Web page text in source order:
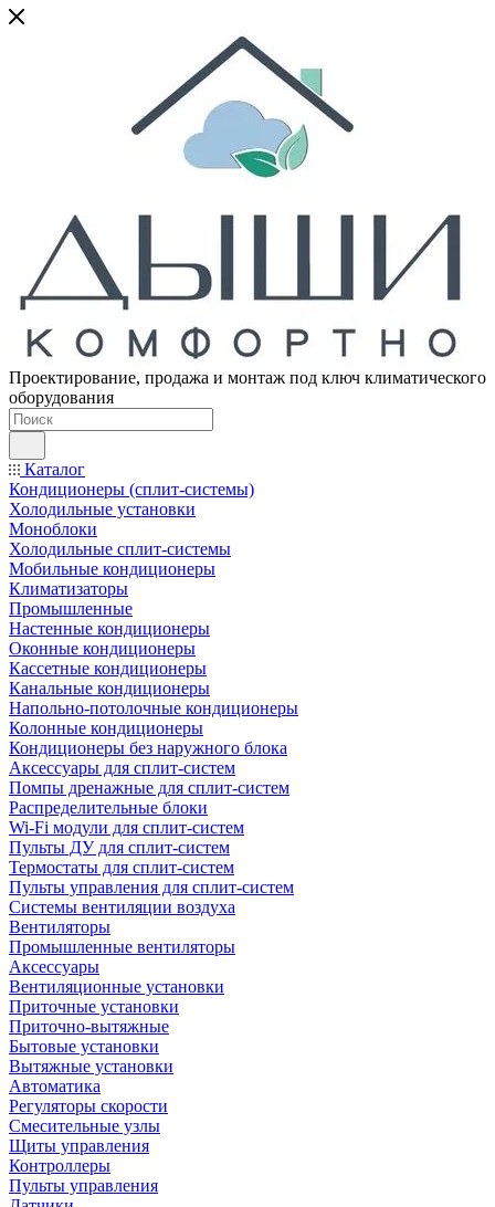
Проектирование, продажа и монтаж под ключ климатического
оборудования
Каталог
Кондиционеры (сплит-системы)
Холодильные установки
Моноблоки
Холодильные сплит-системы
Мобильные кондиционеры
Климатизаторы
Промышленные
Настенные кондиционеры
Оконные кондиционеры
Кассетные кондиционеры
Канальные кондиционеры
Напольно-потолочные кондиционеры
Колонные кондиционеры
Кондиционеры без наружного блока
Аксессуары для сплит-систем
Помпы дренажные для сплит-систем
Распределительные блоки
Wi-Fi модули для сплит-систем
Пульты ДУ для сплит-систем
Термостаты для сплит-систем
Пульты управления для сплит-систем
Системы вентиляции воздуха
Вентиляторы
Промышленные вентиляторы
Аксессуары
Вентиляционные установки
Приточные установки
Приточно-вытяжные
Бытовые установки
Вытяжные установки
Автоматика
Регуляторы скорости
Смесительные узлы
Щиты управления
Контроллеры
Пульты управления